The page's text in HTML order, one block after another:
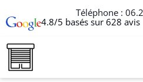
Téléphone :
4.8/5 basés sur 628 avis